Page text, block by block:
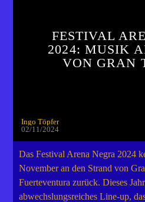
FESTIVAL
2024: MUSIK
VON GRAN
Ingo Töpfer
02/11/2024
Das Festival Arena Negra 2024
November an den Strand von
Fuerteventura zurück. Dieses
abwechslungsreiches Line-up,